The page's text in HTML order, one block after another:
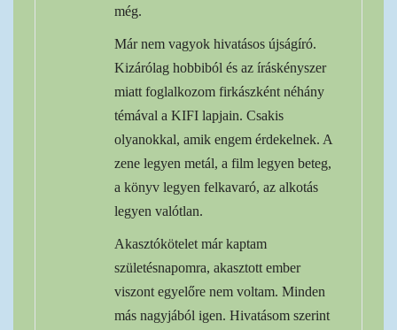
még.
Már nem vagyok hivatásos újságíró.
Kizárólag hobbiból és az íráskényszer
miatt foglalkozom firkászként néhány
témával a KIFI lapjain. Csakis
olyanokkal, amik engem érdekelnek. A
zene legyen metál, a film legyen beteg,
a könyv legyen felkavaró, az alkotás
legyen valótlan.
Akasztókötelet már kaptam
születésnapomra, akasztott ember
viszont egyelőre nem voltam. Minden
más nagyjából igen. Hivatásom szerint